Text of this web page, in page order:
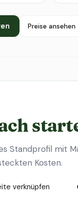
Preise ansehen
Standprofil mit
Kosten.
verknüpfen